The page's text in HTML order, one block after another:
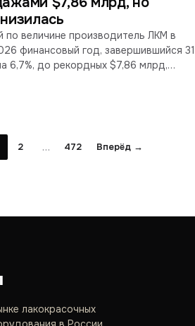
назначено на 5 августа.
по величине производитель ЛКМ в
финансовый год, завершившийся 31
6,7%, до рекордных $7,86 млрд,
впервые превысил $1 млрд. При этом
продаж на 3–7% при усилении
на Ближнем Востоке.
2 … 472 Вперёд →
лакокрасочных